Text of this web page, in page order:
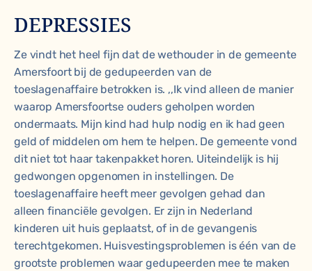
DEPRESSIES
Ze vindt het heel fijn dat de wethouder in de gemeente
Amersfoort bij de gedupeerden van de
toeslagenaffaire betrokken is. ,,Ik vind alleen de manier
waarop Amersfoortse ouders geholpen worden
ondermaats. Mijn kind had hulp nodig en ik had geen
geld of middelen om hem te helpen. De gemeente vond
dit niet tot haar takenpakket horen. Uiteindelijk is hij
gedwongen opgenomen in instellingen. De
toeslagenaffaire heeft meer gevolgen gehad dan
alleen financiële gevolgen. Er zijn in Nederland
kinderen uit huis geplaatst, of in de gevangenis
terechtgekomen. Huisvestingsproblemen is één van de
grootste problemen waar gedupeerden mee te maken